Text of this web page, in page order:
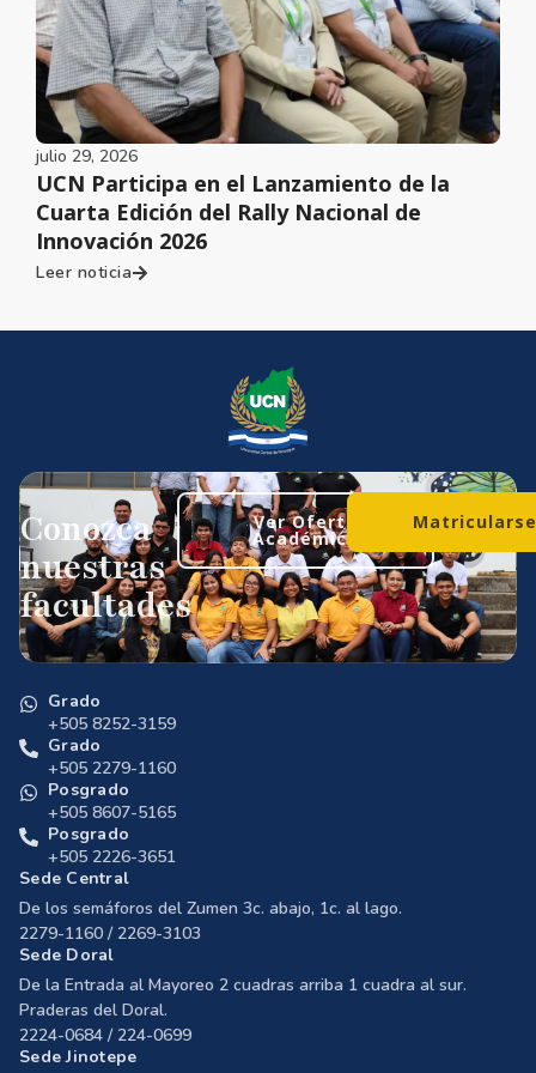
julio 29, 2026
UCN Participa en el Lanzamiento de la
Cuarta Edición del Rally Nacional de
Innovación 2026
Leer noticia
Conozca
nuestras
facultades
Ver Oferta
Académica
Grado
+505 8252-3159
Grado
+505 2279-1160
Posgrado
+505 8607-5165
Posgrado
+505 2226-3651
Sede Central
De los semáforos del Zumen 3c. abajo, 1c. al lago.
2279-1160 / 2269-3103
Sede Doral
De la Entrada al Mayoreo 2 cuadras arriba 1 cuadra al sur.
Praderas del Doral.
2224-0684 / 224-0699
Sede Jinotepe